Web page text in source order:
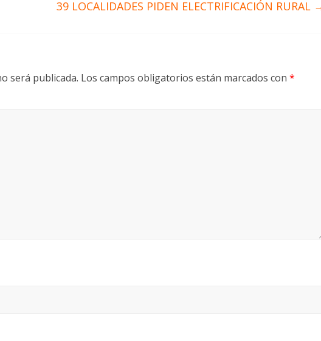
39 LOCALIDADES PIDEN ELECTRIFICACIÓN RURAL
será publicada. Los campos obligatorios están marcados con *